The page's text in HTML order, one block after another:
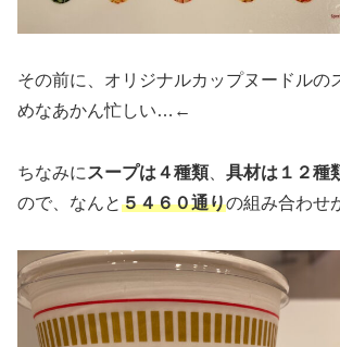
その前に、オリジナルカップヌードルの
めなあかん忙しい…←
ちなみに スープは４種類、 具材は１２種
ので、なんと５４６０通りの組み合わせ